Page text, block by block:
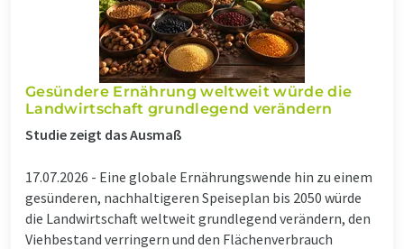
Gesündere Ernährung weltweit würde die
Landwirtschaft grundlegend verändern
Studie zeigt das Ausmaß
17.07.2026 - Eine globale Ernährungswende hin zu einem
gesünderen, nachhaltigeren Speiseplan bis 2050 würde
die Landwirtschaft weltweit grundlegend verändern, den
Viehbestand verringern und den Flächenverbrauch